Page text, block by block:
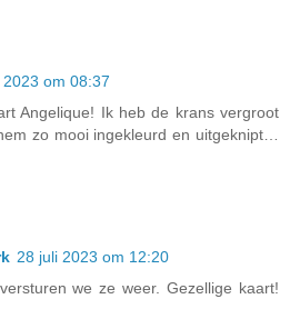
2023 om 08:37
Angelique! Ik heb de krans vergroot
zo mooi ingekleurd en uitgeknipt…
28 juli 2023 om 12:20
we ze weer. Gezellige kaart!